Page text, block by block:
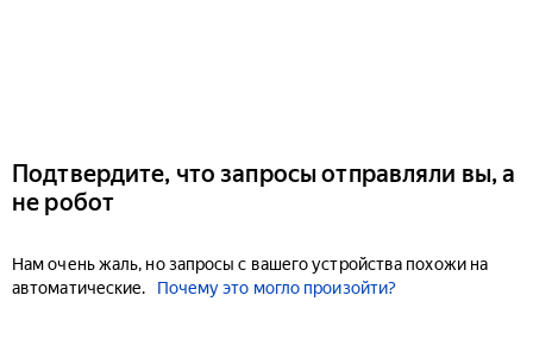
Подтвердите, что запросы отправляли вы, а
не робот
Нам очень жаль, но запросы с вашего устройства похожи на
автоматические.
Почему это могло произойти?